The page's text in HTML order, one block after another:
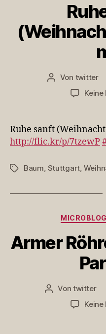
Beitragsautor
Von twitter
Ruhe sanft
http://flic.kr/p/7tzewP
Schlagwörter
Baum, Stuttgart,
MICROBLOG
Armer
Beitragsautor
Vontwitter